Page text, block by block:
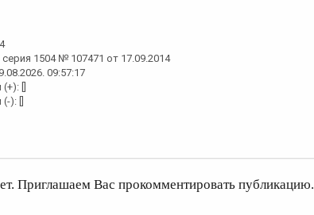
1504 № 107471 от 17.09.2014
09:57:17
[]
): []
Приглашаем Вас прокомментировать публикацию.